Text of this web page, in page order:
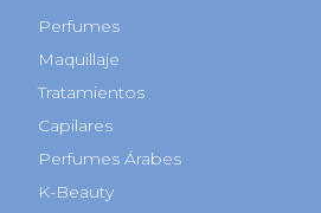
Perfumes
Maquillaje
Tratamientos
Capilares
Perfumes Árabes
K-Beauty